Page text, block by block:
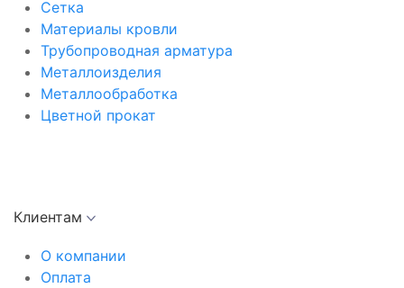
Сетка
Материалы кровли
Трубопроводная арматура
Металлоизделия
Металлообработка
Цветной прокат
Клиентам
О компании
Оплата